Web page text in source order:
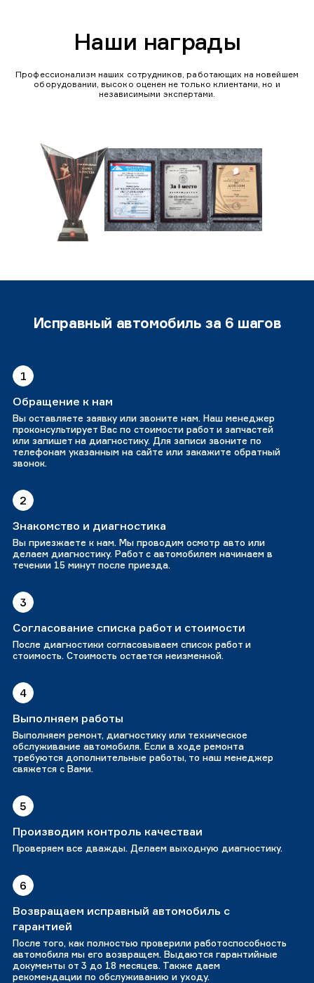
Наши награды
Профессионализм наших сотрудников, работающих на новейшем
оборудовании, высоко оценен не только клиентами, но и
независимыми экспертами.
Исправный автомобиль за 6 шагов
1
Обращение к нам
Вы оставляете заявку или звоните нам. Наш менеджер
проконсультирует Вас по стоимости работ и запчастей
или запишет на диагностику. Для записи звоните по
телефонам указанным на сайте или закажите обратный
звонок.
2
Знакомство и диагностика
Вы приезжаете к нам. Мы проводим осмотр авто или
делаем диагностику. Работ с автомобилем начинаем в
течении 15 минут после приезда.
3
Согласование списка работ и стоимости
После диагностики согласовываем список работ и
стоимость. Стоимость остается неизменной.
4
Выполняем работы
Выполняем ремонт, диагностику или техническое
обслуживание автомобиля. Если в ходе ремонта
требуются дополнительные работы, то наш менеджер
свяжется с Вами.
5
Производим контроль качестваи
Проверяем все дважды. Делаем выходную диагностику.
6
Возвращаем исправный автомобиль с
гарантией
После того, как полностью проверили работоспособность
автомобиля мы его возвращем. Выдаются гарантийные
документы от 3 до 18 месяцев. Также даем
рекомендации по обслуживанию и уходу.